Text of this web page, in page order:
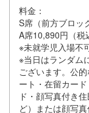
料金：
S席（前方ブロッ
A席10,890円（税
※未就学児入場不
※当日はランダム
ございます。公
ート・在留カー
ド・顔写真付き
ど）または顔写